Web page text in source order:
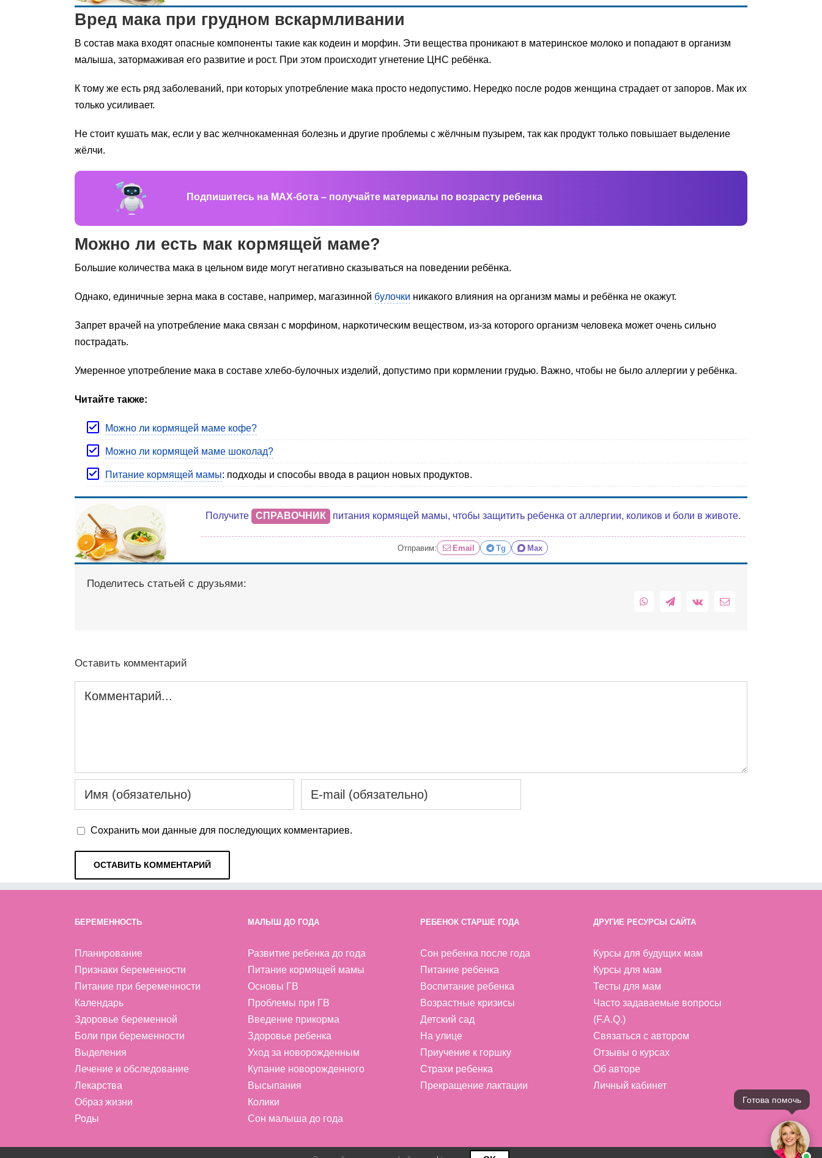
Вред мака при грудном вскармливании
В состав мака входят опасные компоненты такие как кодеин и морфин. Эти вещества проникают в материнское молоко и попадают в организм
малыша, затормаживая его развитие и рост. При этом происходит угнетение ЦНС ребёнка.
К тому же есть ряд заболеваний, при которых употребление мака просто недопустимо. Нередко после родов женщина страдает от запоров. Мак их
только усиливает.
Не стоит кушать мак, если у вас желчнокаменная болезнь и другие проблемы с жёлчным пузырем, так как продукт только повышает выделение
жёлчи.
Подпишитесь на MAX-бота – получайте материалы по возрасту ребенка
Можно ли есть мак кормящей маме?
Большие количества мака в цельном виде могут негативно сказываться на поведении ребёнка.
Однако, единичные зерна мака в составе, например, магазинной булочки никакого влияния на организм мамы и ребёнка не окажут.
Запрет врачей на употребление мака связан с морфином, наркотическим веществом, из-за которого организм человека может очень сильно
пострадать.
Умеренное употребление мака в составе хлебо-булочных изделий, допустимо при кормлении грудью. Важно, чтобы не было аллергии у ребёнка.
Читайте также:
Можно ли кормящей маме кофе?
Можно ли кормящей маме шоколад?
Питание кормящей мамы: подходы и способы ввода в рацион новых продуктов.
Получите СПРАВОЧНИК питания кормящей мамы, чтобы защитить ребенка от аллергии, коликов и боли в животе.
Отправим: Email Tg Max
Поделитесь статьей с друзьями:
WhatsAppTelegram
Vk Email
Оставить комментарий
Сохранить мои данные для последующих комментариев.
БЕРЕМЕННОСТЬ
Планирование
Признаки беременности
Питание при беременности
Календарь
Здоровье беременной
Боли при беременности
Выделения
Лечение и обследование
Лекарства
Образ жизни
Роды
МАЛЫШ ДО ГОДА
Развитие ребенка до года
Питание кормящей мамы
Основы ГВ
Проблемы при ГВ
Введение прикорма
Здоровье ребенка
Уход за новорожденным
Купание новорожденного
Высыпания
Колики
Сон малыша до года
РЕБЕНОК СТАРШЕ ГОДА
Сон ребенка после года
Питание ребенка
Воспитание ребенка
Возрастные кризисы
Детский сад
На улице
Приучение к горшку
Страхи ребенка
Прекращение лактации
ДРУГИЕ РЕСУРСЫ САЙТА
Курсы для будущих мам
Курсы для мам
Тесты для мам
Часто задаваемые вопросы
(F.A.Q.)
Связаться с автором
Отзывы о курсах
Об авторе
Личный кабинет
Готова помочь